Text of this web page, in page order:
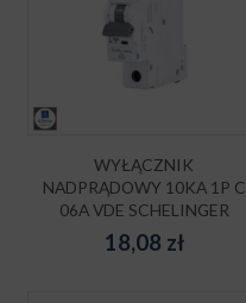
WYŁĄCZNIK
NADPRĄDOWY 10KA 1P C
06A VDE SCHELINGER
18,08 zł